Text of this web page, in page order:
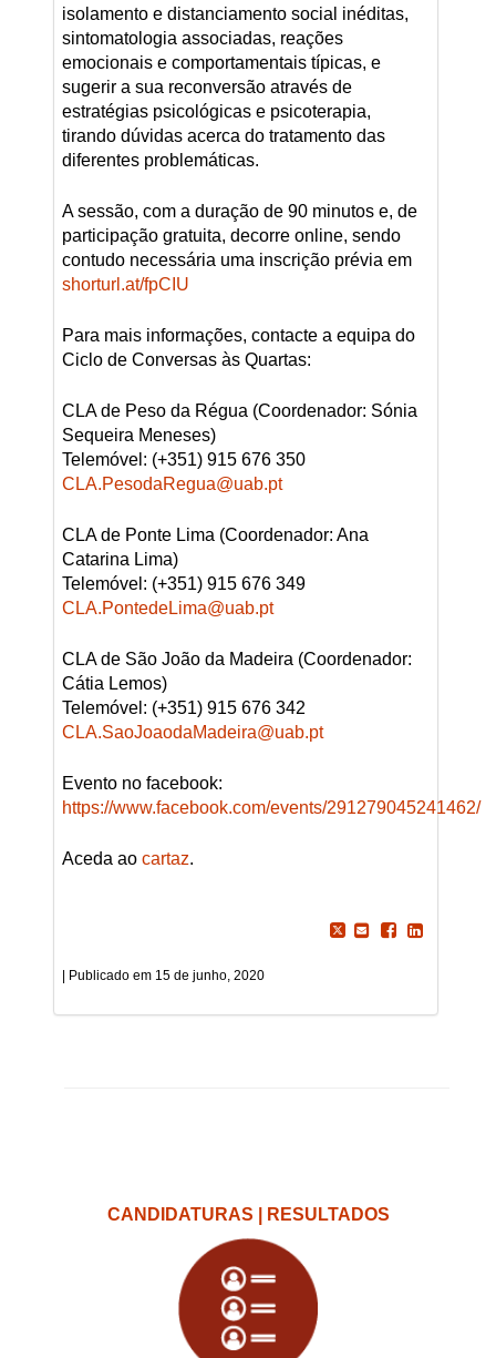
isolamento e distanciamento social inéditas,
sintomatologia associadas, reações
emocionais e comportamentais típicas, e
sugerir a sua reconversão através de
estratégias psicológicas e psicoterapia,
tirando dúvidas acerca do tratamento das
diferentes problemáticas.
A sessão, com a duração de 90 minutos e, de
participação gratuita, decorre online, sendo
contudo necessária uma inscrição prévia em
shorturl.at/fpCIU
Para mais informações, contacte a equipa do
Ciclo de Conversas às Quartas:
CLA de Peso da Régua (Coordenador: Sónia
Sequeira Meneses)
Telemóvel: (+351) 915 676 350
CLA.PesodaRegua@uab.pt
CLA de Ponte Lima (Coordenador: Ana
Catarina Lima)
Telemóvel: (+351) 915 676 349
CLA.PontedeLima@uab.pt
CLA de São João da Madeira (Coordenador:
Cátia Lemos)
Telemóvel: (+351) 915 676 342
CLA.SaoJoaodaMadeira@uab.pt
Evento no facebook:
https://www.facebook.com/events/291279045241462/
Aceda ao cartaz.
15 de junho, 2020
CANDIDATURAS | RESULTADOS